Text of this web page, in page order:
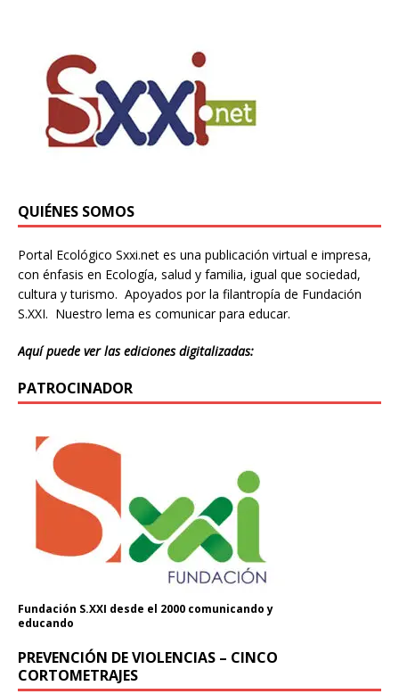
QUIÉNES SOMOS
Portal Ecológico Sxxi.net es una publicación virtual e impresa,
con énfasis en Ecología, salud y familia, igual que sociedad,
cultura y turismo. Apoyados por la filantropía de Fundación
S.XXI. Nuestro lema es comunicar para educar.
Aquí puede ver las ediciones digitalizadas:
PATROCINADOR
Fundación S.XXI desde el 2000 comunicando y
educando
PREVENCIÓN DE VIOLENCIAS – CINCO
CORTOMETRAJES
Donación